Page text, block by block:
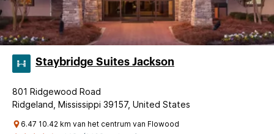
Staybridge Suites Jackson
801 Ridgewood Road
Ridgeland, Mississippi 39157, United States
6.47 10.42 km van het centrum van Flowood